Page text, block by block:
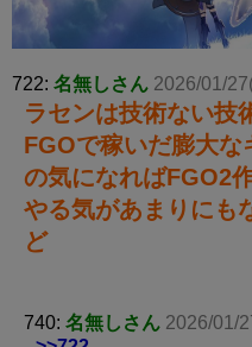
722: 名無しさん 2026/01/
ラセンは技術ない技
FGOで稼いだ膨大な
の気になればFGO2
やる気があまりにも
ど
740: 名無しさん 2026/01/